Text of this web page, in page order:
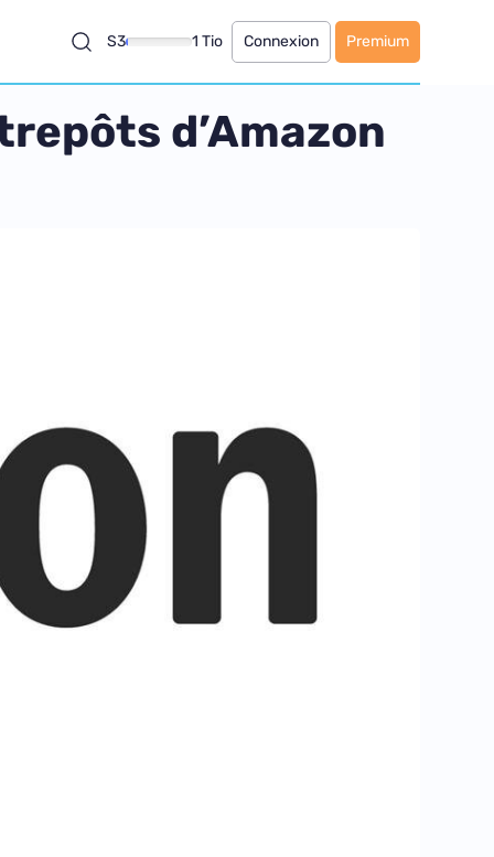
S3 1 Tio Connexion Premium
d’Amazon